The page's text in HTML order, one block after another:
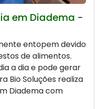
em Diadema -
entopem devido
de alimentos.
a dia e pode gerar
Bio Soluções realiza
Diadema com